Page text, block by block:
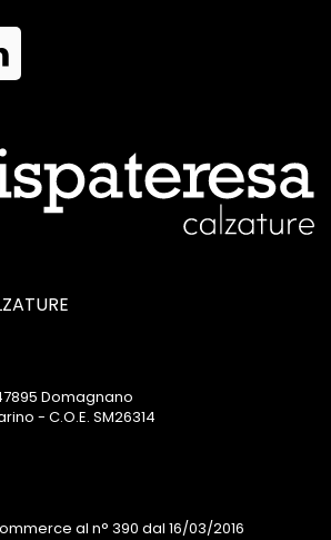
Domagnano
- C.O.E. SM26314
al n° 390 dal 16/03/2016